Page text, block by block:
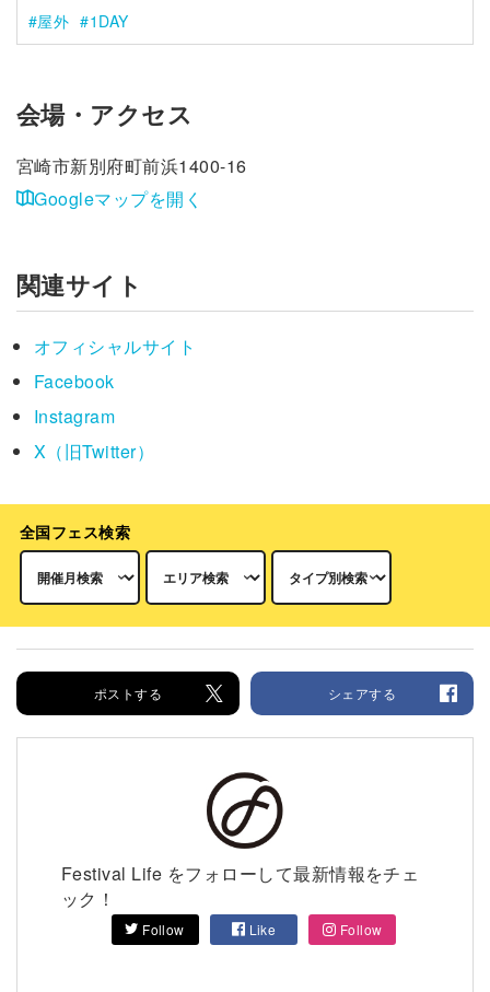
屋外 1DAY
会場・アクセス
宮崎市新別府町前浜1400-16
Googleマップを開く
関連サイト
オフィシャルサイト
Facebook
Instagram
X（旧Twitter）
全国フェス検索
ポストする シェアする
Festival Life をフォローして最新情報をチェ
ック！
Follow Like Follow